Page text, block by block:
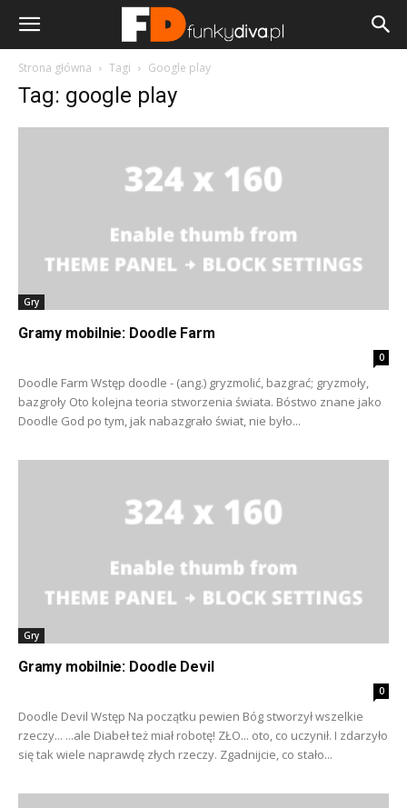
Strona główna Tagi Google play
Tag: google play
Gry
Gramy mobilnie: Doodle Farm
0
Doodle Farm Wstęp doodle - (ang.) gryzmolić, bazgrać; gryzmoły,
bazgroły Oto kolejna teoria stworzenia świata. Bóstwo znane jako
Doodle God po tym, jak nabazgrało świat, nie było...
Gry
Gramy mobilnie: Doodle Devil
0
Doodle Devil Wstęp Na początku pewien Bóg stworzył wszelkie
rzeczy... ...ale Diabeł też miał robotę! ZŁO... oto, co uczynił. I zdarzyło
się tak wiele naprawdę złych rzeczy. Zgadnijcie, co stało...